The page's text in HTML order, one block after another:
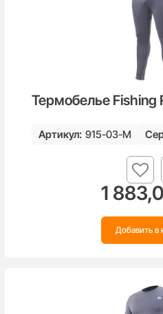
Термобелье Fishing
Артикул: 915-03-M
1
Добавить в